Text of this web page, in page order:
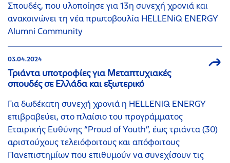
Σπουδές, που υλοποίησε για 13η συνεχή χρονιά και
ανακοινώνει τη νέα πρωτοβουλία HELLENiQ ENERGY
Alumni Community
03.04.2024
Τριάντα υποτροφίες για Μεταπτυχιακές
σπουδές σε Ελλάδα και εξωτερικό
Για δωδέκατη συνεχή χρονιά η HELLENiQ ENERGY
επιβραβεύει, στο πλαίσιο του προγράμματος
Εταιρικής Ευθύνης “Proud of Youth”, έως τριάντα (30)
αριστούχους τελειόφοιτους και απόφοιτους
Πανεπιστημίων που επιθυμούν να συνεχίσουν τις